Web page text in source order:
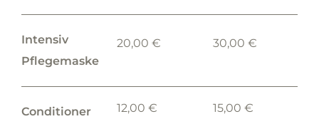
Intensiv
Pflegemaske
20,00 € 30,00 €
Conditioner 12,00 € 15,00 €